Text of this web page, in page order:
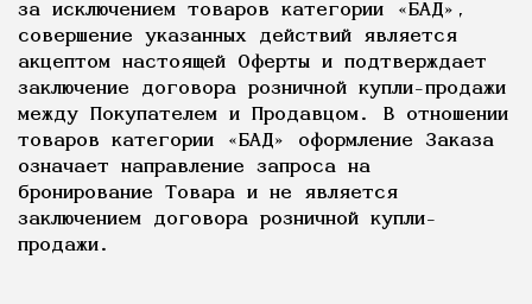
за исключением товаров категории «БАД»,
совершение указанных действий является
акцептом настоящей Оферты и подтверждает
заключение договора розничной купли-продажи
между Покупателем и Продавцом. В отношении
товаров категории «БАД» оформление Заказа
означает направление запроса на
бронирование Товара и не является
заключением договора розничной купли-
продажи.